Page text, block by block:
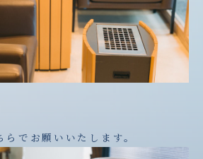
でお願いいたします。